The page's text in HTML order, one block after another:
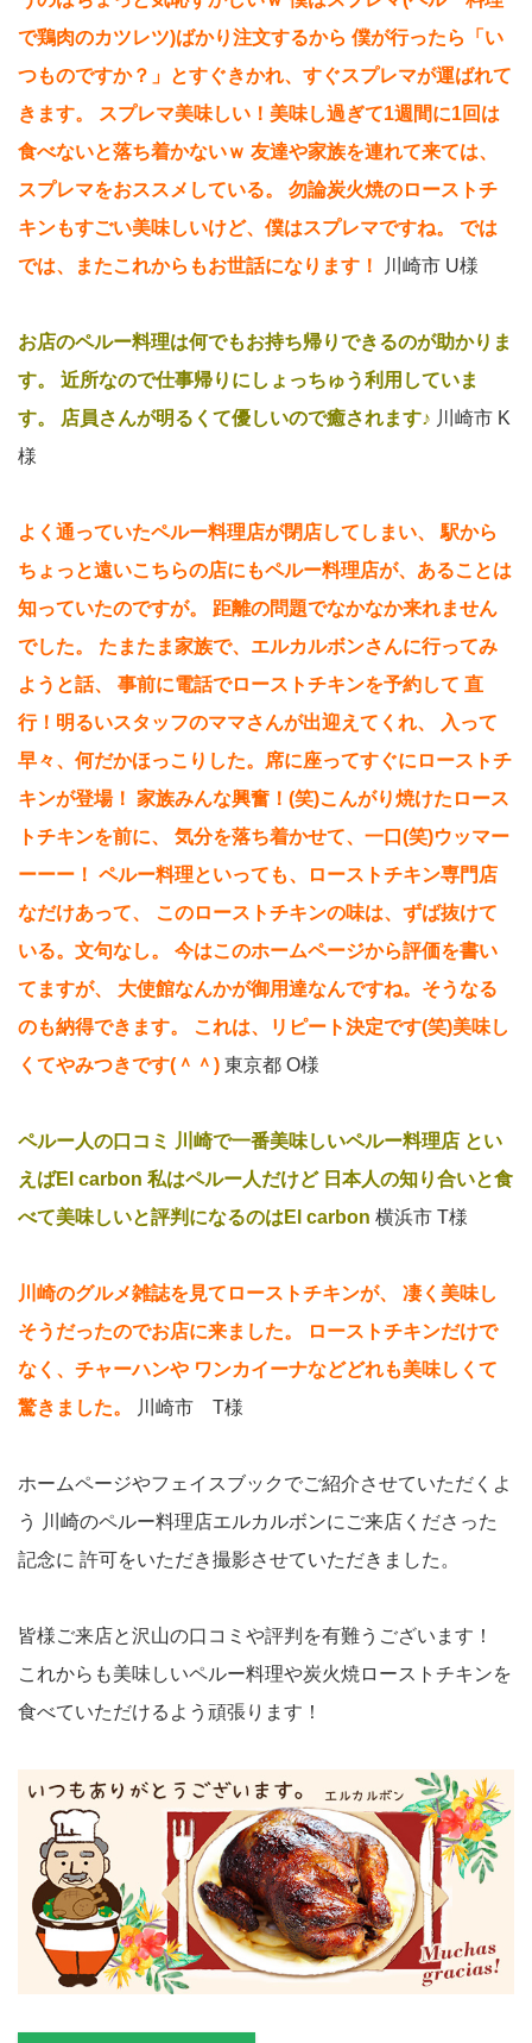
で鶏肉のカツレツ)ばかり注文するから 僕が行ったら「い
つものですか？」とすぐきかれ、すぐスプレマが運ばれて
きます。
スプレマ美味しい！美味し過ぎて1週間に1回は
食べないと落ち着かないｗ 友達や家族を連れて来ては、
スプレマをおススメしている。
勿論炭火焼のローストチ
キンもすごい美味しいけど、僕はスプレマですね。
では
では、またこれからもお世話になります！
川崎市 U様
お店のペルー料理は何でもお持ち帰りできるのが助かりま
す。
近所なので仕事帰りにしょっちゅう利用していま
す。
店員さんが明るくて優しいので癒されます♪ 川崎市 K
様
よく通っていたペルー料理店が閉店してしまい、
駅から
ちょっと遠いこちらの店にもペルー料理店が、あることは
知っていたのですが。
距離の問題でなかなか来れません
でした。
たまたま家族で、エルカルボンさんに行ってみ
ようと話、
事前に電話でローストチキンを予約して 直
行！明るいスタッフのママさんが出迎えてくれ、
入って
早々、何だかほっこりした。席に座ってすぐにローストチ
キンが登場！ 家族みんな興奮！(笑)こんがり焼けたロース
トチキンを前に、
気分を落ち着かせて、一口(笑)ウッマー
ーーー！ ペルー料理といっても、ローストチキン専門店
なだけあって、
このローストチキンの味は、ずば抜けて
いる。文句なし。
今はこのホームページから評価を書い
てますが、
大使館なんかが御用達なんですね。そうなる
のも納得できます。
これは、リピート決定です(笑)美味し
くてやみつきです(＾＾) 東京都 O様
ペルー人の口コミ 川崎で一番美味しいペルー料理店 とい
えばEl carbon 私はペルー人だけど 日本人の知り合いと食
べて美味しいと評判になるのはEl carbon 横浜市 T様
川崎のグルメ雑誌を見てローストチキンが、
凄く美味し
そうだったのでお店に来ました。
ローストチキンだけで
なく、チャーハンや ワンカイーナなどどれも美味しくて
驚きました。
川崎市 T様
ホームページやフェイスブックでご紹介させていただくよ
う 川崎のペルー料理店エルカルボンにご来店くださった
記念に 許可をいただき撮影させていただきました。
皆様ご来店と沢山の口コミや評判を有難うございます！
これからも美味しいペルー料理や炭火焼ローストチキンを
食べていただけるよう頑張ります！